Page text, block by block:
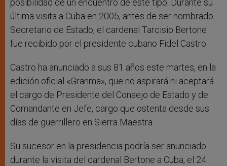
posibilidad de un encuentro de este tipo. Durante su
última visita a Cuba en 2005, antes de ser nombrado
Secretario de Estado, el cardenal Tarcisio Bertone
fue recibido por el presidente cubano Fidel Castro.
Castro ha anunciado a sus 81 años este martes, en la
edición oficial «Granma», que no aspirará ni aceptará
el cargo de Presidente del Consejo de Estado y de
Comandante en Jefe, cargo que ostenta desde sus
días de guerrillero en Sierra Maestra.
Su sucesor en la presidencia podría ser anunciado
durante la visita del cardenal Bertone a Cuba, el 24